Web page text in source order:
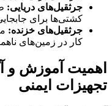
جرثقیل‌های دریایی:
کشتی‌ها برای
جرثقیل‌های خزنده:
کار در زمین‌های
اهمیت آموزش و
تجهیزات ایمنی